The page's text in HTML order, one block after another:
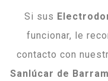
Si sus
funcionar, le
contacto con
Sanlúcar de